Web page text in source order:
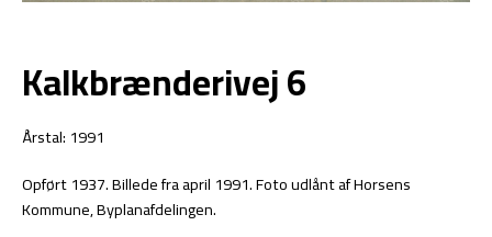
Kalkbrænderivej 6
Årstal: 1991
Opført 1937. Billede fra april 1991. Foto udlånt af Horsens
Kommune, Byplanafdelingen.